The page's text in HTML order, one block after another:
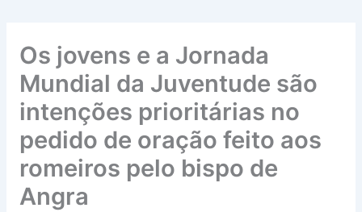
Os jovens e a Jornada
Mundial da Juventude são
intenções prioritárias no
pedido de oração feito aos
romeiros pelo bispo de
Angra